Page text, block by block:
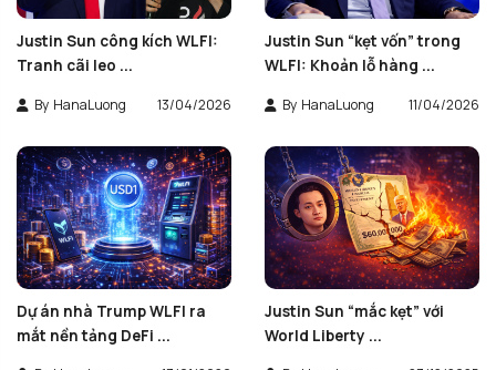
Justin Sun công kích WLFI:
Tranh cãi leo ...
By HanaLuong 13/04/2026
Justin Sun “kẹt vốn” trong
WLFI: Khoản lỗ hàng ...
By HanaLuong 11/04/2026
Dự án nhà Trump WLFI ra
mắt nền tảng DeFi ...
Justin Sun “mắc kẹt” với
World Liberty ...